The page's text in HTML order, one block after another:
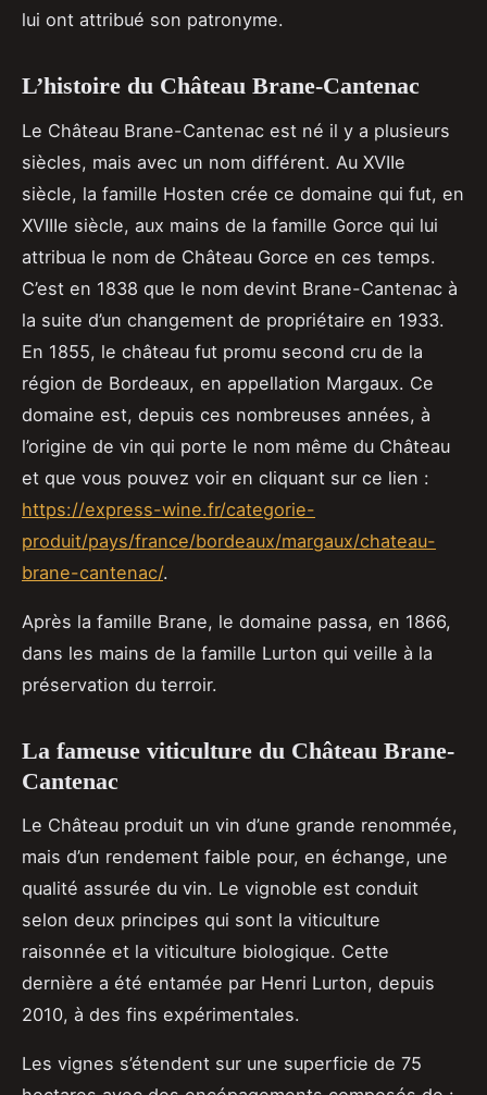
lui ont attribué son patronyme.
L’histoire du Château Brane-Cantenac
Le Château Brane-Cantenac est né il y a plusieurs
siècles, mais avec un nom différent. Au XVIIe
siècle, la famille Hosten crée ce domaine qui fut, en
XVIIIe siècle, aux mains de la famille Gorce qui lui
attribua le nom de Château Gorce en ces temps.
C’est en 1838 que le nom devint Brane-Cantenac à
la suite d’un changement de propriétaire en 1933.
En 1855, le château fut promu second cru de la
région de Bordeaux, en appellation Margaux. Ce
domaine est, depuis ces nombreuses années, à
l’origine de vin qui porte le nom même du Château
et que vous pouvez voir en cliquant sur ce lien :
https://express-wine.fr/categorie-
produit/pays/france/bordeaux/margaux/chateau-
brane-cantenac/.
Après la famille Brane, le domaine passa, en 1866,
dans les mains de la famille Lurton qui veille à la
préservation du terroir.
La fameuse viticulture du Château Brane-
Cantenac
Le Château produit un vin d’une grande renommée,
mais d’un rendement faible pour, en échange, une
qualité assurée du vin. Le vignoble est conduit
selon deux principes qui sont la viticulture
raisonnée et la viticulture biologique. Cette
dernière a été entamée par Henri Lurton, depuis
2010, à des fins expérimentales.
Les vignes s’étendent sur une superficie de 75